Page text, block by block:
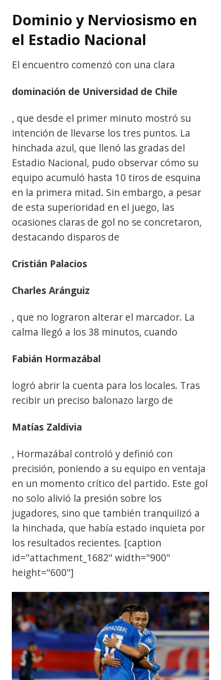
Dominio y Nerviosismo en
el Estadio Nacional
El encuentro comenzó con una clara
dominación de Universidad de Chile
, que desde el primer minuto mostró su
intención de llevarse los tres puntos. La
hinchada azul, que llenó las gradas del
Estadio Nacional, pudo observar cómo su
equipo acumuló hasta 10 tiros de esquina
en la primera mitad. Sin embargo, a pesar
de esta superioridad en el juego, las
ocasiones claras de gol no se concretaron,
destacando disparos de
Cristián Palacios
Charles Aránguiz
, que no lograron alterar el marcador. La
calma llegó a los 38 minutos, cuando
Fabián Hormazábal
logró abrir la cuenta para los locales. Tras
recibir un preciso balonazo largo de
Matías Zaldivia
, Hormazábal controló y definió con
precisión, poniendo a su equipo en ventaja
en un momento crítico del partido. Este gol
no solo alivió la presión sobre los
jugadores, sino que también tranquilizó a
la hinchada, que había estado inquieta por
los resultados recientes. [caption
id="attachment_1682" width="900"
height="600"]